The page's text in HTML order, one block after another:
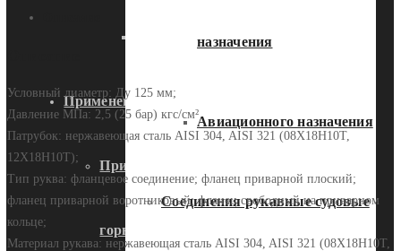
Применение
Применение муталлорукавов в
горнодобывающей промышленности
назначения
Авиационного назначения
Соединения рукавные судовые
Условный диаметр: Ду 125 мм;
Давление МПа: 2,5 (25 бар) кгс/см²
Патрубок: нержавеющая сталь AISI 304, AISI 321 (08Х18Н10Т,
12Х18Н10Т);
Тип руква: фланцевое соединение; фланец приварной плоский;
фланец приварной воротниковый; фланец свободный на приварном
кольце;
Материал рукава: нержавеющая сталь AISI 304, AISI 321 (08Х18Н10Т,